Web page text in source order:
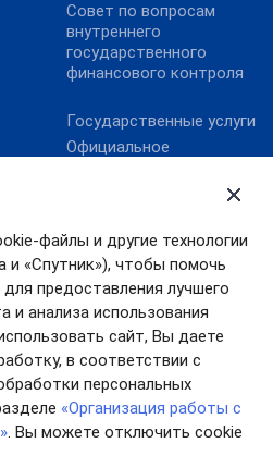
файлы и другие технологии
и «Спутник»), чтобы помочь
предоставления лучшего
и анализа использования
сайт, Вы даете
в соответствии с
персональных
«Организация работы с
. Вы можете отключить cookie
Совет по вопросам
внутреннего
государственного
финансового контроля
Государственные услуги
Официальное
портал правовой
информации
Портал Работа в России
Электронный бюджет